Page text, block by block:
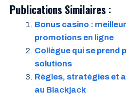
Publications Similaires :
Bonus casino :
promotions en ligne
Collègue qui se prend
solutions
Règles, stratégies et
au Blackjack